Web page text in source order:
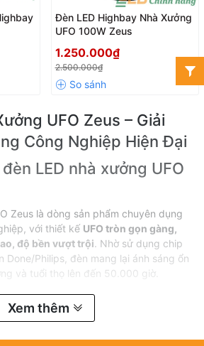
Đèn LED Highbay Nhà Xưởng
UFO 100W Zeus
1.250.000₫
2.500.000₫
UFO Zeus – Giải
Công Nghiệp Hiện Đại
LED nhà xưởng UFO
Zeus là dòng sản phẩm chuyên dụng
với thiết kế UFO tròn gọn gàng,
độ bền vượt trội. Nhờ sử dụng chip
Done/Philips, đèn mang lại ánh sáng ổn
và tuổi thọ lên đến 50.000 giờ.
sáng cao cấp, đặc biệt chú trọng vào
nghiệp và độ bền trong môi trường
Xem thêm